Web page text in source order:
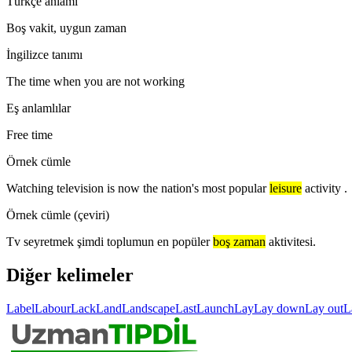
Boş vakit, uygun zaman
İngilizce tanımı
The time when you are not working
Eş anlamlılar
Free time
Örnek cümle
Watching television is now the nation's most popular leisure activity .
Örnek cümle (çeviri)
Tv seyretmek şimdi toplumun en popüler boş zaman aktivitesi.
Diğer kelimeler
LabelLabourLackLandLandscapeLastLaunchLayLay downLay out